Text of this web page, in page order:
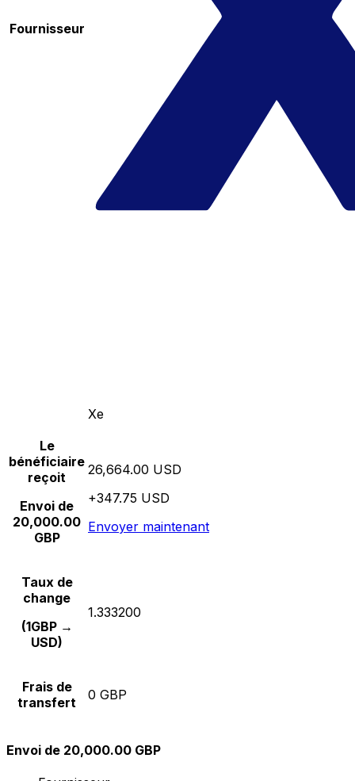
Fournisseur
Xe
Le
bénéficiaire
reçoit
Envoi de
20,000.00
GBP
26,664.00 USD
+347.75 USD
Envoyer maintenant
Taux de
change
(1GBP →
USD)
1.333200
Frais de
transfert
0 GBP
Envoi de 20,000.00 GBP